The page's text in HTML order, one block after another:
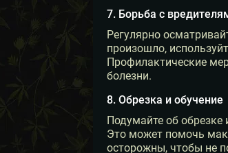
7. Борьба с
Регулярно
произошло,
Профилактические
болезни.
8. Обрезка и обучение
Подумайте об обрезке
Это может помочь
осторожны, чтобы не